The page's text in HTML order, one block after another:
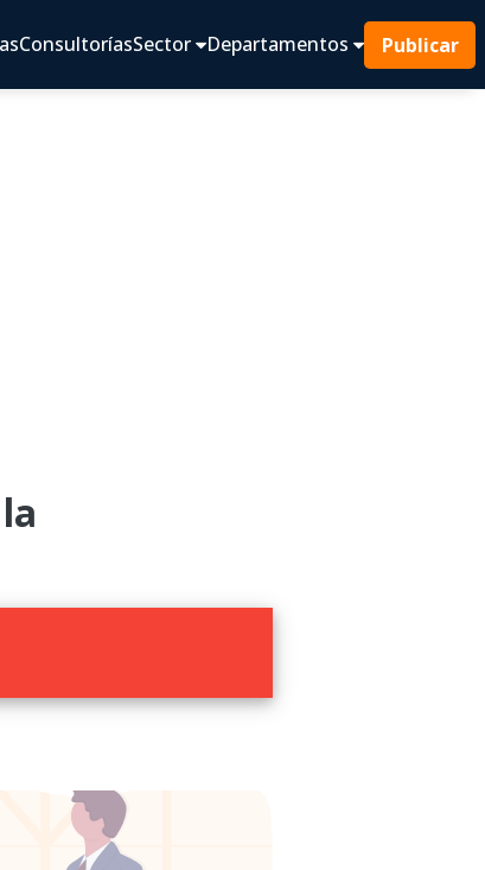
ConsultoríasSector Departamentos Publicar